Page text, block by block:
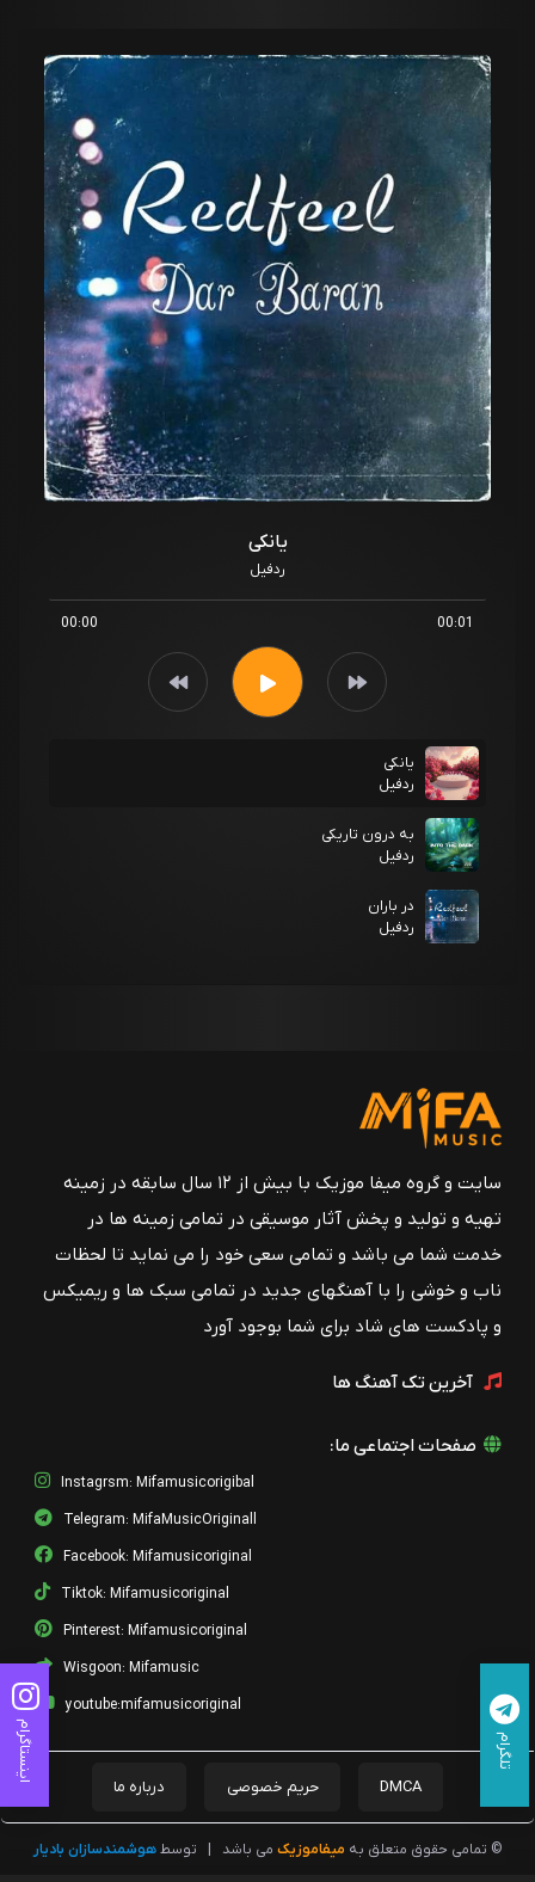
یانکی
ردفیل
00:00 00:01
یانکی
ردفیل
به درون تاریکی
ردفیل
در باران
ردفیل
سایت و گروه میفا موزیک با بیش از ۱۲ سال سابقه در زمینه
تهیه و تولید و پخش آثار موسیقی در تمامی زمینه ها در
خدمت شما می باشد و تمامی سعی خود را می نماید تا لحظات
ناب و خوشی را با آهنگهای جدید در تمامی سبک ها و ریمیکس
و پادکست های شاد برای شما بوجود آورد
آخرین تک آهنگ ها
صفحات اجتماعی ما:
Instagrsm: Mifamusicorigibal
Telegram: MifaMusicOriginall
Facebook: Mifamusicoriginal
Tiktok: Mifamusicoriginal
Pinterest: Mifamusicoriginal
Wisgoon: Mifamusic
youtube:mifamusicoriginal
DMCA حریم خصوصی درباره ما
© تمامی حقوق متعلق به میفاموزیک می باشد توسطهوشمندسازان بادیار
اینستاگرام تلگرام